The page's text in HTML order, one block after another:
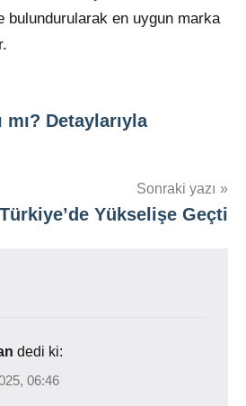
bulundurularak en uygun marka
Detaylarıyla
Sonraki yazı
Yükselişe Geçti
dedi ki:
06:46